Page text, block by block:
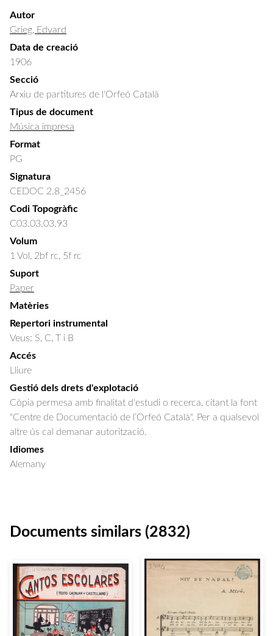
Autor
Grieg, Edvard
Data de creació
1906
Secció
Arxiu de partitures de l'Orfeó Català
Tipus de document
Música impresa
Format
PG
Signatura
CEDOC 2.8_2456
Codi Topogràfic
C03.03.03.93
Volum
1 Vol, 2bf rc, 5f rc
Suport
Paper
Matèries
Repertori instrumental
Veus: S, C, T i B
Accés
Lliure
Gestió dels drets d'explotació
Còpia permesa amb finalitat d'estudi o recerca, citant la font
"Centre de Documentació de l’Orfeó Català". Per a qualsevol
altre ús cal demanar autorització.
Idiomes
Alemany
Documents similars (2832)